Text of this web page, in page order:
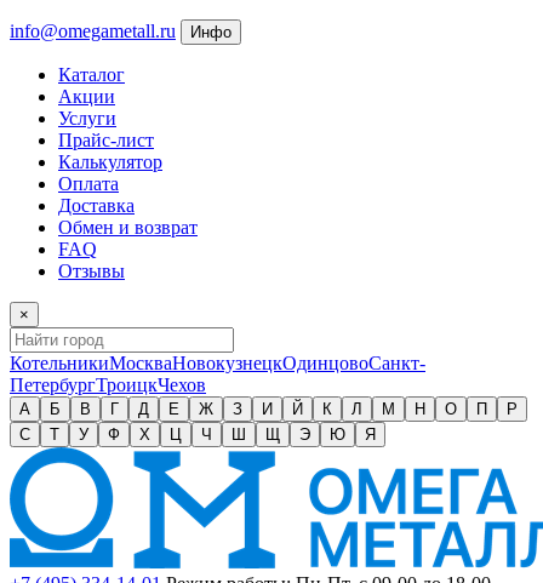
info@omegametall.ru Инфо
Каталог
Акции
Услуги
Прайс-лист
Калькулятор
Оплата
Доставка
Обмен и возврат
FAQ
Отзывы
×
КотельникиМоскваНовокузнецкОдинцовоСанкт-
ПетербургТроицкЧехов
А Б В Г Д Е Ж З И Й К Л М Н О П
Р
С
Т У Ф Х Ц Ч Ш Щ Э Ю Я